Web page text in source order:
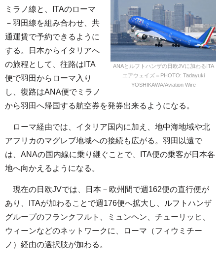
ANAとルフトハンザの日欧JVに加わるITA
エアウェイズ＝PHOTO: Tadayuki
YOSHIKAWA/Aviation Wire
ミラノ線と、ITAのローマ
－羽田線を組み合わせ、共
通運賃で予約できるように
する。日本からイタリアへ
の旅程として、往路はITA
便で羽田からローマ入り
し、復路はANA便でミラノ
から羽田へ帰国する航空券を発券出来るようになる。
ローマ経由では、イタリア国内に加え、地中海地域や北
アフリカのマグレブ地域への接続も広がる。羽田以遠で
は、ANAの国内線に乗り継ぐことで、ITA便の乗客が日本各
地へ向かえるようになる。
現在の日欧JVでは、日本－欧州間で週162便の直行便が
あり、ITAが加わることで週176便へ拡大し、ルフトハンザ
グループのフランクフルト、ミュンヘン、チューリッヒ、
ウィーンなどのネットワークに、ローマ（フィウミチー
ノ）経由の選択肢が加わる。